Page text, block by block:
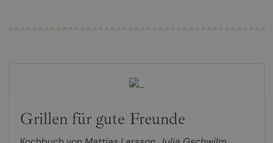
Grillen für gute Freunde